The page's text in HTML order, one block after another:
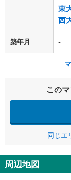
東
西
築年月 -
この
同じエ
周辺地図